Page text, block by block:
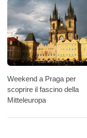
Weekend a Praga per
scoprire il fascino della
Mitteleuropa